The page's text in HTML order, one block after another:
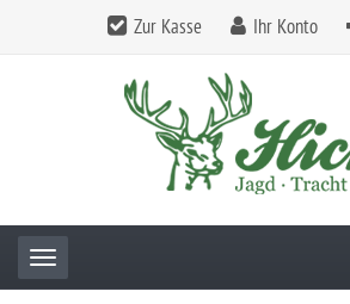
Zur Kasse Ihr Konto
Toggle navigation